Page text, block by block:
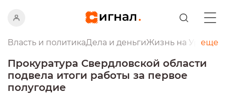
Власть и политикаДела и деньгиЖизнь на Урале
еще
Прокуратура Свердловской области
подвела итоги работы за первое
полугодие